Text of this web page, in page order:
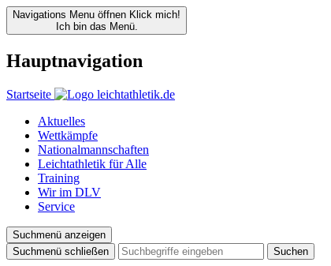
Navigations Menu öffnen Klick mich!
Ich bin das Menü.
Hauptnavigation
Startseite
Aktuelles
Wettkämpfe
Nationalmannschaften
Leichtathletik für Alle
Training
Wir im DLV
Service
Suchmenü anzeigen
Suchmenü schließen
Suchen